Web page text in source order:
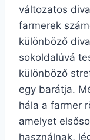
változatos
farmerek
különböző
sokoldalúvá
különböző
egy barátja.
hála a farmer
amelyet
használnak,